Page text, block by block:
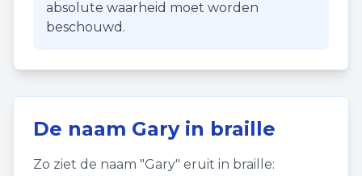
absolute waarheid moet worden
beschouwd.
De naam Garyin braille
Zo ziet de naam "Gary" eruit in braille: